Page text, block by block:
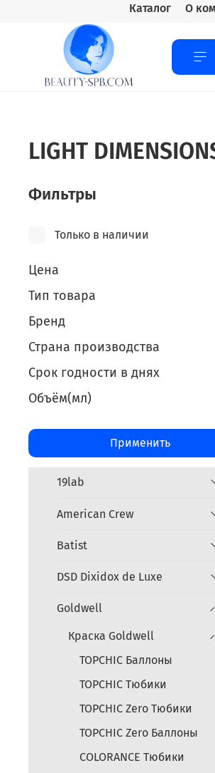
Каталог О
LIGHT
Фильтры
Только в наличии
Цена
Тип товара
Бренд
Страна производства
Срок годности в днях
Объём(мл)
Применить
19lab
American Crew
Batist
DSD Dixidox de Luxe
Goldwell
Краска Goldwell
TOPCHIC Баллоны
TOPCHIC Тюбики
TOPCHIC Zero Тюбики
TOPCHIC Zero Баллоны
COLORANCE Тюбики